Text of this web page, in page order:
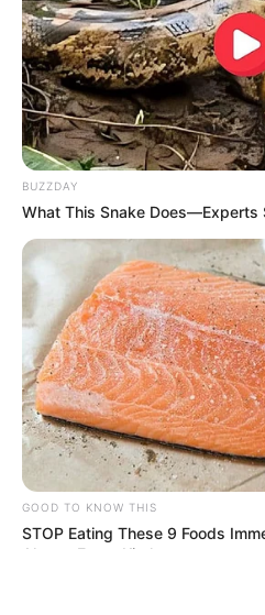
ΤΑΥΤΟΤΗΤΑ ΚΑΙ
© 2025 EVIANEWS του
BUZZDAY
What This Snake Does—Experts
GOOD TO KNOW THIS
STOP Eating These 9 Foods
Almost Every Kitchen